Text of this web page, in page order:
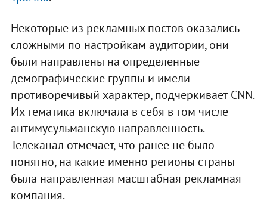
Некоторые из рекламных постов оказались
сложными по настройкам аудитории, они
были направлены на определенные
демографические группы и имели
противоречивый характер, подчеркивает CNN.
Их тематика включала в себя в том числе
антимусульманскую направленность.
Телеканал отмечает, что ранее не было
понятно, на какие именно регионы страны
была направленная масштабная рекламная
компания.